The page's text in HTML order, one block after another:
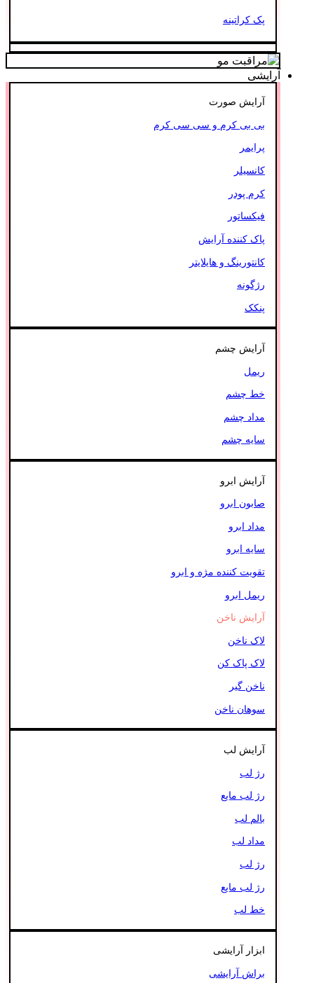
پک کراتینه
آرایشی
آرایش صورت
بی بی کرم و سی سی کرم
پرایمر
کانسیلر
کرم پودر
فیکساتور
پاک کننده آرایش
کانتورینگ و هایلایتر
رژگونه
پنکک
آرایش چشم
ریمل
خط چشم
مداد چشم
سایه چشم
آرایش ابرو
صابون ابرو
مداد ابرو
سایه ابرو
تقویت کننده مژه و ابرو
ریمل ابرو
آرایش ناخن
لاک ناخن
لاک پاک کن
ناخن گیر
سوهان ناخن
آرایش لب
رژ لب
رژ لب مایع
بالم لب
مداد لب
رژ لب
رژ لب مایع
خط لب
ابزار آرایشی
براش آرایشی